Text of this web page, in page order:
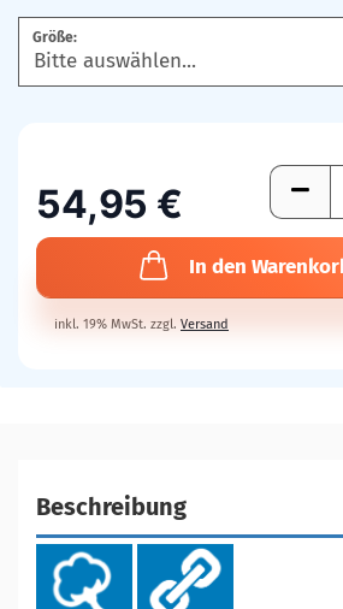
Größe:
54,95 €
In den
inkl. 19% MwSt. zzgl. Versand
Beschreibung